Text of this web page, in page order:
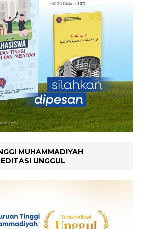
MUHAMMADIYAH
UNGGUL